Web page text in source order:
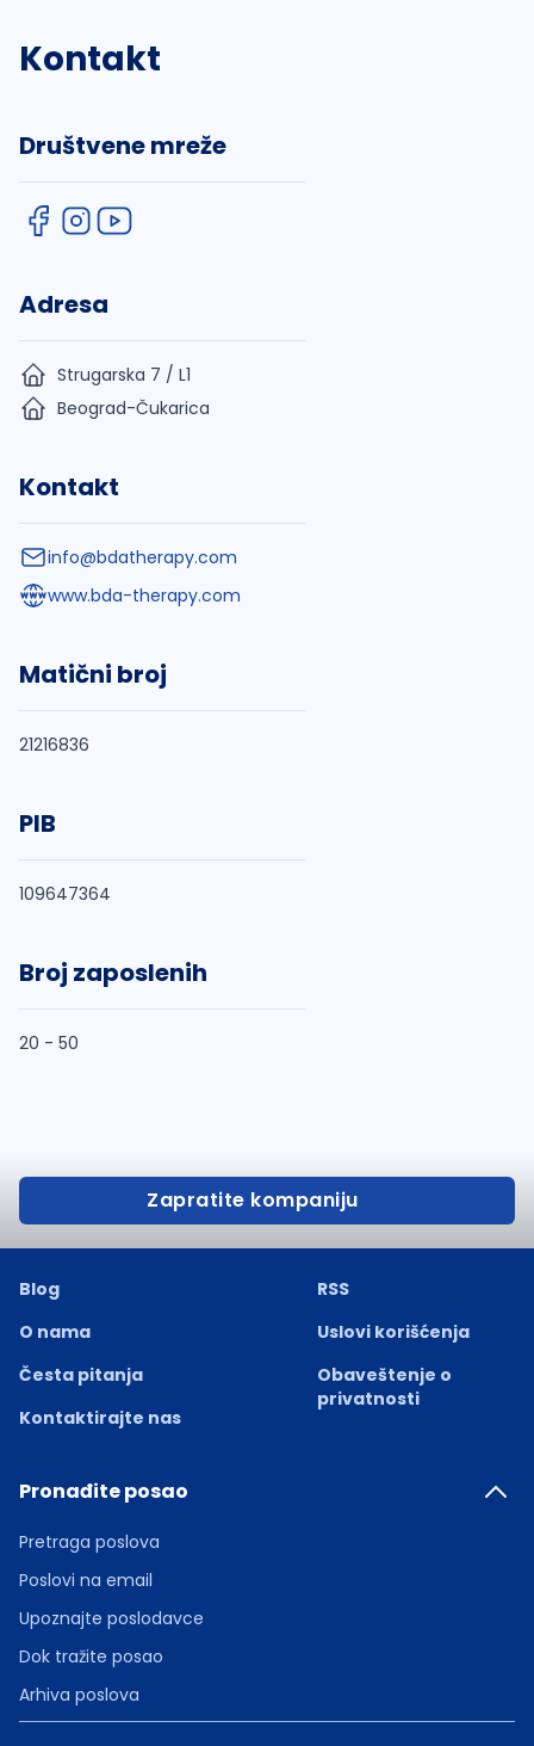
Kontakt
Društvene mreže
Adresa
Strugarska 7 / L1
Beograd-Čukarica
Kontakt
info@bdatherapy.com
www.bda-therapy.com
Matični broj
21216836
PIB
109647364
Broj zaposlenih
20 - 50
Zapratite kompaniju
Blog
O nama
Česta pitanja
Kontaktirajte nas
RSS
Uslovi korišćenja
Obaveštenje o
privatnosti
Pronađite posao
Pretraga poslova
Poslovi na email
Upoznajte poslodavce
Dok tražite posao
Arhiva poslova